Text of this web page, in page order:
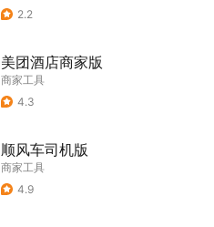
2.2
美团酒店商家版
商家工具
4.3
顺风车司机版
商家工具
4.9